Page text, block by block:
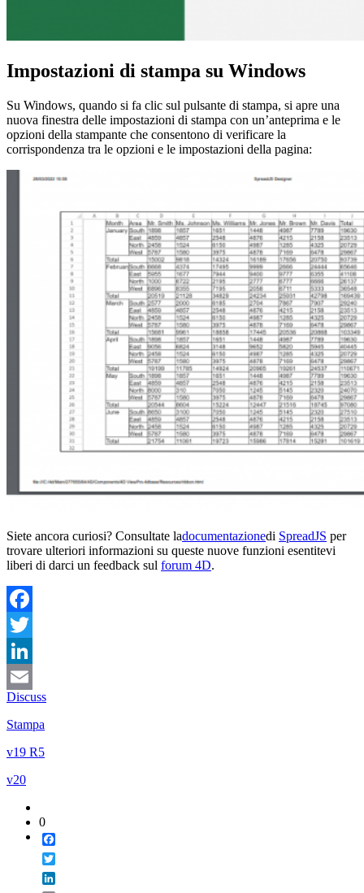
Impostazioni di stampa su Windows
Su Windows, quando si fa clic sul pulsante di stampa, si apre una
nuova finestra delle impostazioni di stampa con un’anteprima e le
opzioni della stampante che consentono di verificare la
corrispondenza tra le opzioni e le impostazioni della pagina:
Siete ancora curiosi? Consultate ladocumentazionedi SpreadJS per
trovare ulteriori informazioni su queste nuove funzioni esentitevi
liberi di darci un feedback sul forum 4D.
Facebook
Twitter
LinkedIn
Email
Discuss
Stampa
v19 R5
v20
0